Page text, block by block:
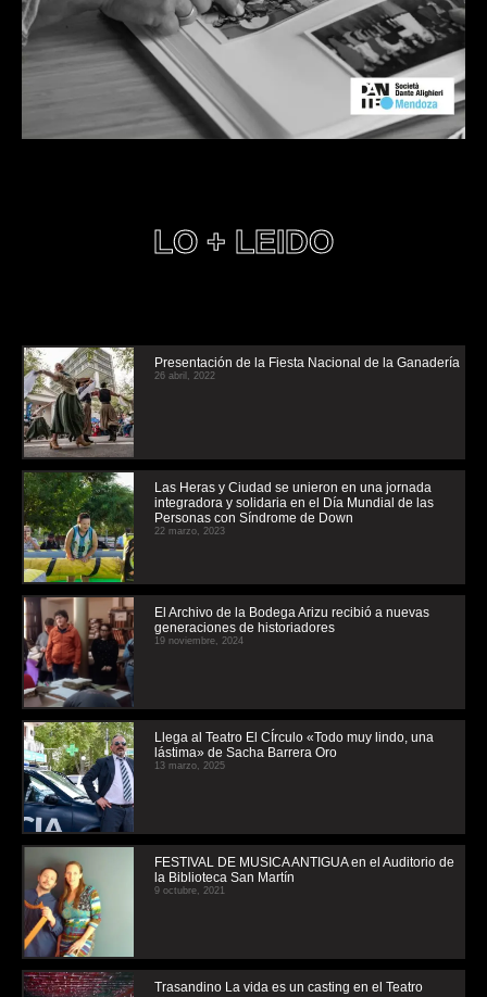
LO + LEIDO
Presentación de la Fiesta Nacional de la Ganadería
26 abril, 2022
Las Heras y Ciudad se unieron en una jornada
integradora y solidaria en el Día Mundial de las
Personas con Síndrome de Down
22 marzo, 2023
El Archivo de la Bodega Arizu recibió a nuevas
generaciones de historiadores
19 noviembre, 2024
Llega al Teatro El CÍrculo «Todo muy lindo, una
lástima» de Sacha Barrera Oro
13 marzo, 2025
FESTIVAL DE MUSICA ANTIGUA en el Auditorio de
la Biblioteca San Martín
9 octubre, 2021
Trasandino La vida es un casting en el Teatro